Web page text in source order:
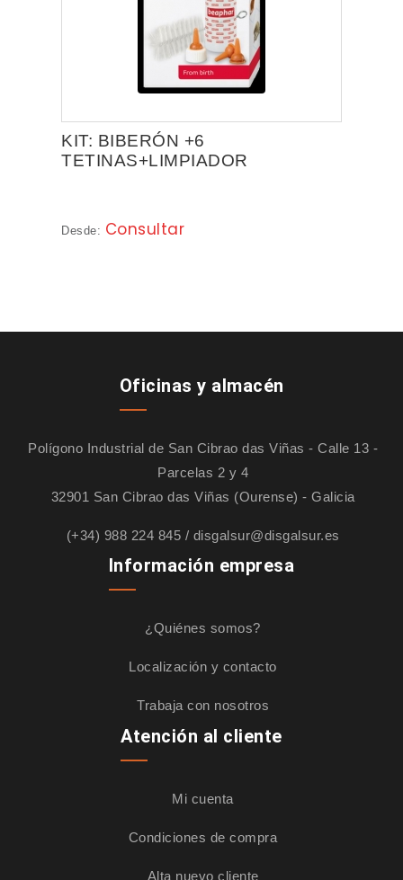
KIT: BIBERÓN +6
TETINAS+LIMPIADOR
Desde: Consultar
Oficinas y almacén
Polígono Industrial de San Cibrao das Viñas - Calle 13 -
Parcelas 2 y 4
32901 San Cibrao das Viñas (Ourense) - Galicia
(+34) 988 224 845 / disgalsur@disgalsur.es
Información empresa
¿Quiénes somos?
Localización y contacto
Trabaja con nosotros
Atención al cliente
Mi cuenta
Condiciones de compra
Alta nuevo cliente